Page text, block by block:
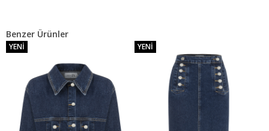
Benzer Ürünler
YENI YENI